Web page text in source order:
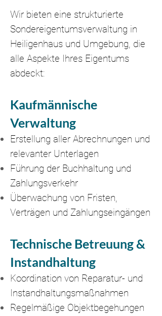
Wir bieten eine strukturierte
Sondereigentumsverwaltung in
Heiligenhaus und Umgebung, die
alle Aspekte Ihres Eigentums
abdeckt:
Kaufmännische
Verwaltung
Erstellung aller Abrechnungen und
relevanter Unterlagen
Führung der Buchhaltung und
Zahlungsverkehr
Überwachung von Fristen,
Verträgen und Zahlungseingängen
Technische Betreuung &
Instandhaltung
Koordination von Reparatur- und
Instandhaltungsmaßnahmen
Regelmäßige Objektbegehungen